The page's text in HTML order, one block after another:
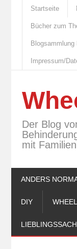
Startseite
Bücher zum
Impressum/
Der Blog
mit
ANDERS
DIY